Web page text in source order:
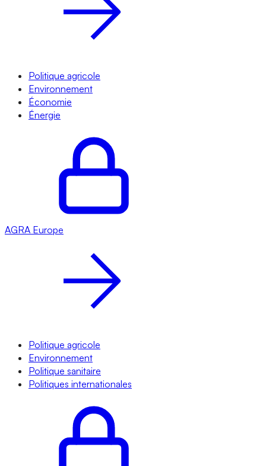
Politique agricole
Environnement
Économie
Énergie
AGRA Europe
Politique agricole
Environnement
Politique sanitaire
Politiques internationales